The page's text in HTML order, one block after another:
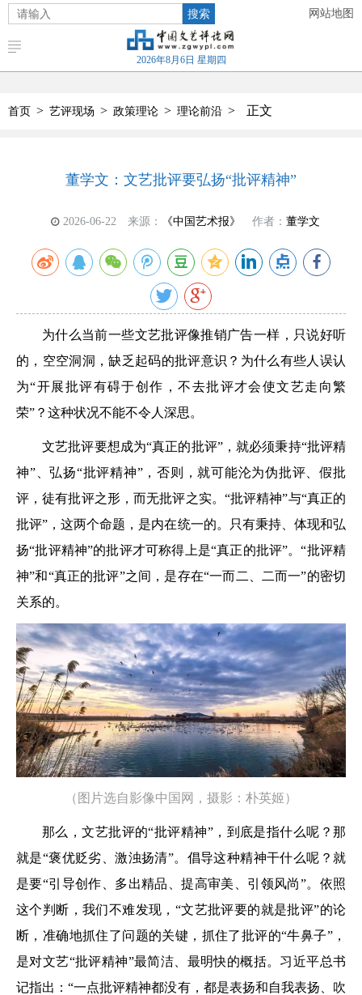
搜索 网站地图
2026年8月6日 星期四
首页 > 艺评现场 > 政策理论 > 理论前沿 > 正文
董学文：文艺批评要弘扬“批评精神”
2026-06-22 来源： 《中国艺术报》 作者： 董学文
为什么当前一些文艺批评像推销广告一样，只说好听
的，空空洞洞，缺乏起码的批评意识？为什么有些人误认
为“开展批评有碍于创作，不去批评才会使文艺走向繁
荣”？这种状况不能不令人深思。
文艺批评要想成为“真正的批评”，就必须秉持“批评精
神”、弘扬“批评精神”，否则，就可能沦为伪批评、假批
评，徒有批评之形，而无批评之实。“批评精神”与“真正的
批评”，这两个命题，是内在统一的。只有秉持、体现和弘
扬“批评精神”的批评才可称得上是“真正的批评”。“批评精
神”和“真正的批评”之间，是存在“一而二、二而一”的密切
关系的。
（图片选自影像中国网，摄影： 朴英姬）
那么，文艺批评的“批评精神”，到底是指什么呢？那
就是“褒优贬劣、激浊扬清”。倡导这种精神干什么呢？就
是要“引导创作、多出精品、提高审美、引领风尚”。依照
这个判断，我们不难发现，“文艺批评要的就是批评”的论
断，准确地抓住了问题的关键，抓住了批评的“牛鼻子”，
是对文艺“批评精神”最简洁、最明快的概括。习近平总书
记指出：“一点批评精神都没有，都是表扬和自我表扬、吹